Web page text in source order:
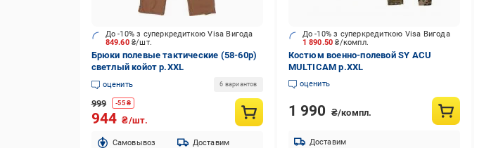
849.60 ₴/шт.
До -10% з суперкредиткою Visa Вигода
Брюки полевые тактические (58-60р)
светлый койот р.XXL
оценить 6 вариантов
999 -55₴
944 ₴/шт.
Cамовывоз Доставим
1 890.50₴/компл.
До -10% з суперкредиткою Visa Вигода
Костюм военно-полевой SY ACU
MULTICAM р.XXL
оценить
1 990 ₴/компл.
Доставим